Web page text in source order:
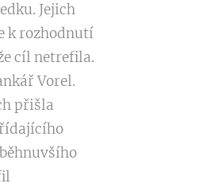
Jejich
k rozhodnutí
cíl netrefila.
Vorel.
přišla